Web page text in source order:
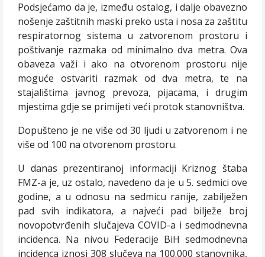
Podsjećamo da je, između ostalog, i dalje obavezno
nošenje zaštitnih maski preko usta i nosa za zaštitu
respiratornog sistema u zatvorenom prostoru i
poštivanje razmaka od minimalno dva metra. Ova
obaveza važi i ako na otvorenom prostoru nije
moguće ostvariti razmak od dva metra, te na
stajalištima javnog prevoza, pijacama, i drugim
mjestima gdje se primijeti veći protok stanovništva.
Dopušteno je ne više od 30 ljudi u zatvorenom i ne
više od 100 na otvorenom prostoru.
U danas prezentiranoj informaciji Kriznog štaba
FMZ-a je, uz ostalo, navedeno da je u 5. sedmici ove
godine, a u odnosu na sedmicu ranije, zabilježen
pad svih indikatora, a najveći pad bilježe broj
novopotvrđenih slučajeva COVID-a i sedmodnevna
incidenca. Na nivou Federacije BiH sedmodnevna
incidenca iznosi 308 slučeva na 100.000 stanovnika,